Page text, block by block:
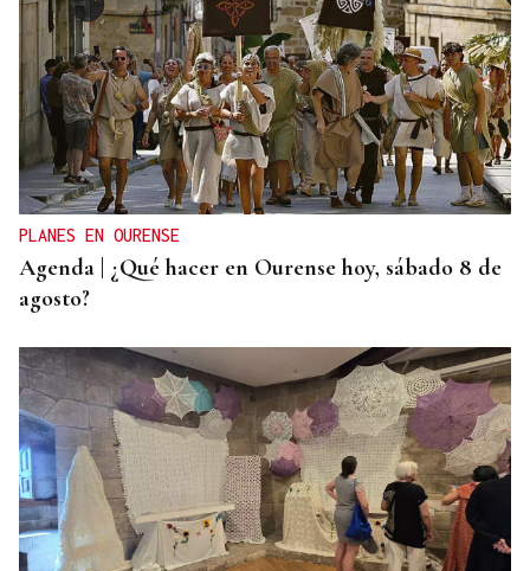
PLANES EN OURENSE
Agenda | ¿Qué hacer en Ourense hoy, sábado 8 de
agosto?